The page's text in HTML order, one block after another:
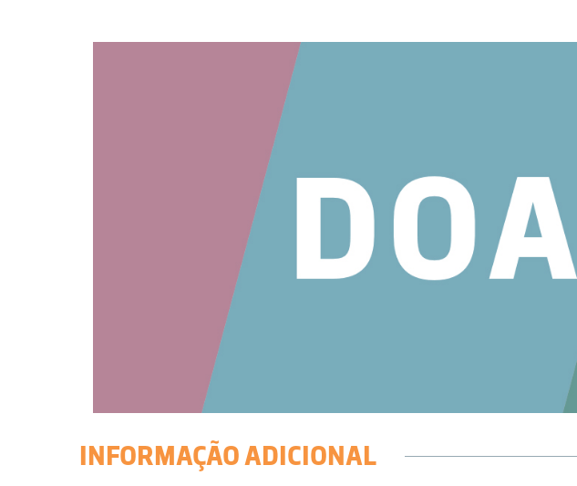
INFORMAÇÃO ADICIONAL